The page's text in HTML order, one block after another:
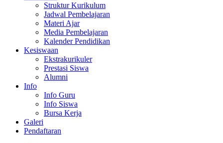
Struktur Kurikulum
Jadwal Pembelajaran
Materi Ajar
Media Pembelajaran
Kalender Pendidikan
Kesiswaan
Ekstrakurikuler
Prestasi Siswa
Alumni
Info
Info Guru
Info Siswa
Bursa Kerja
Galeri
Pendaftaran